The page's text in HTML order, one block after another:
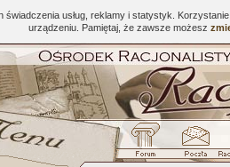
usług, reklamy i statystyk.
urządzeniu. Pamiętaj, że zawsze możesz